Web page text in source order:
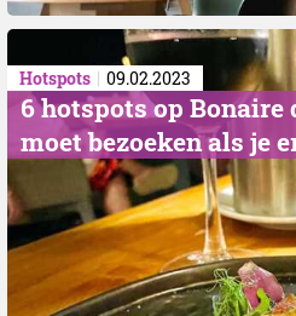
Hotspots 09.02.2023
6 hotspots op Bonaire
moet bezoeken als je